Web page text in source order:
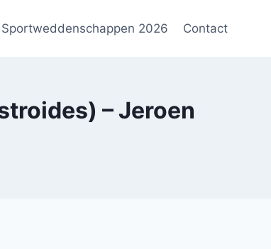
Sportweddenschappen 2026 Contact
– Jeroen